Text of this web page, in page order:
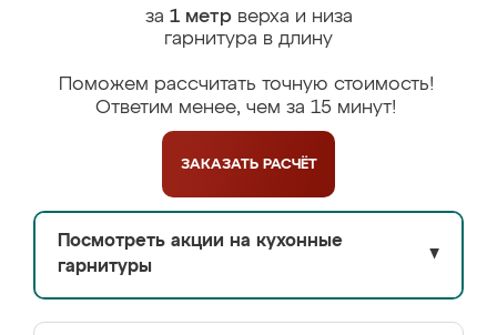
за 1 метрверха и низа
гарнитура в длину
Поможем рассчитать точную стоимость!
Ответим менее, чем за 15 минут!
ЗАКАЗАТЬ РАСЧЁТ
Посмотреть акции на кухонные
гарнитуры
▼